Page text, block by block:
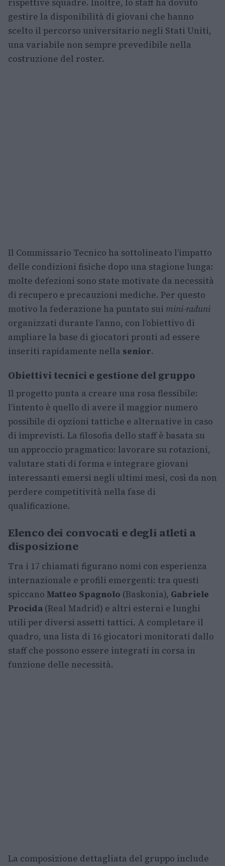
rispettive squadre. Inoltre, lo staff ha dovuto
gestire la disponibilità di giovani che hanno
scelto il percorso universitario negli Stati Uniti,
una variabile non sempre prevedibile nella
costruzione del roster.
Il Commissario Tecnico ha sottolineato l’impatto
delle condizioni fisiche dopo una stagione lunga:
molte defezioni sono state motivate da necessità
di recupero e precauzioni mediche. Per questo
motivo la federazione ha puntato sui mini-raduni
organizzati durante l’anno, con l’obiettivo di
ampliare la base di giocatori pronti ad essere
inseriti rapidamente nella senior.
Obiettivi tecnici e gestione del gruppo
Il progetto punta a creare una rosa flessibile:
l’intento è quello di avere il maggior numero
possibile di opzioni tattiche e alternative in caso
di imprevisti. La filosofia dello staff è basata su
un approccio pragmatico: lavorare su rotazioni,
valutare stati di forma e integrare giovani
interessanti emersi negli ultimi mesi, così da non
perdere competitività nella fase di
qualificazione.
Elenco dei convocati e degli atleti a
disposizione
Tra i 17 chiamati figurano nomi con esperienza
internazionale e profili emergenti: tra questi
spiccano Matteo Spagnolo (Baskonia), Gabriele
Procida (Real Madrid) e altri esterni e lunghi
utili per diversi assetti tattici. A completare il
quadro, una lista di 16 giocatori monitorati dallo
staff che possono essere integrati in corsa in
funzione delle necessità.
La composizione dettagliata del gruppo include